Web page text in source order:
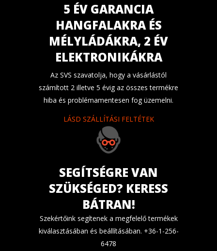
5 ÉV GARANCIA
HANGFALAKRA ÉS
MÉLYLÁDÁKRA, 2 ÉV
ELEKTRONIKÁKRA
Az SVS szavatolja, hogy a vásárlástól
számított 2 illetve 5 évig az összes termékre
hiba és problémamentesen fog üzemelni.
LÁSD SZÁLLÍTÁSI FELTÉTEK
SEGÍTSÉGRE VAN
SZÜKSÉGED? KERESS
BÁTRAN!
Szekértőink segítenek a megfelelő termékek
kiválasztásában és beállításában. +36-1-256-
6478